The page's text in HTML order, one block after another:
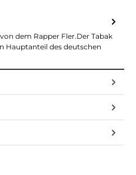
dem Rapper Fler.Der Tabak
Hauptanteil des deutschen